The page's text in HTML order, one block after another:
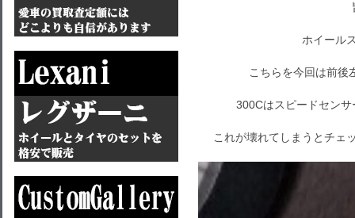
ホイール
こちらを今回は前後
300Cはスピードセン
これが壊れてしまうとチェ